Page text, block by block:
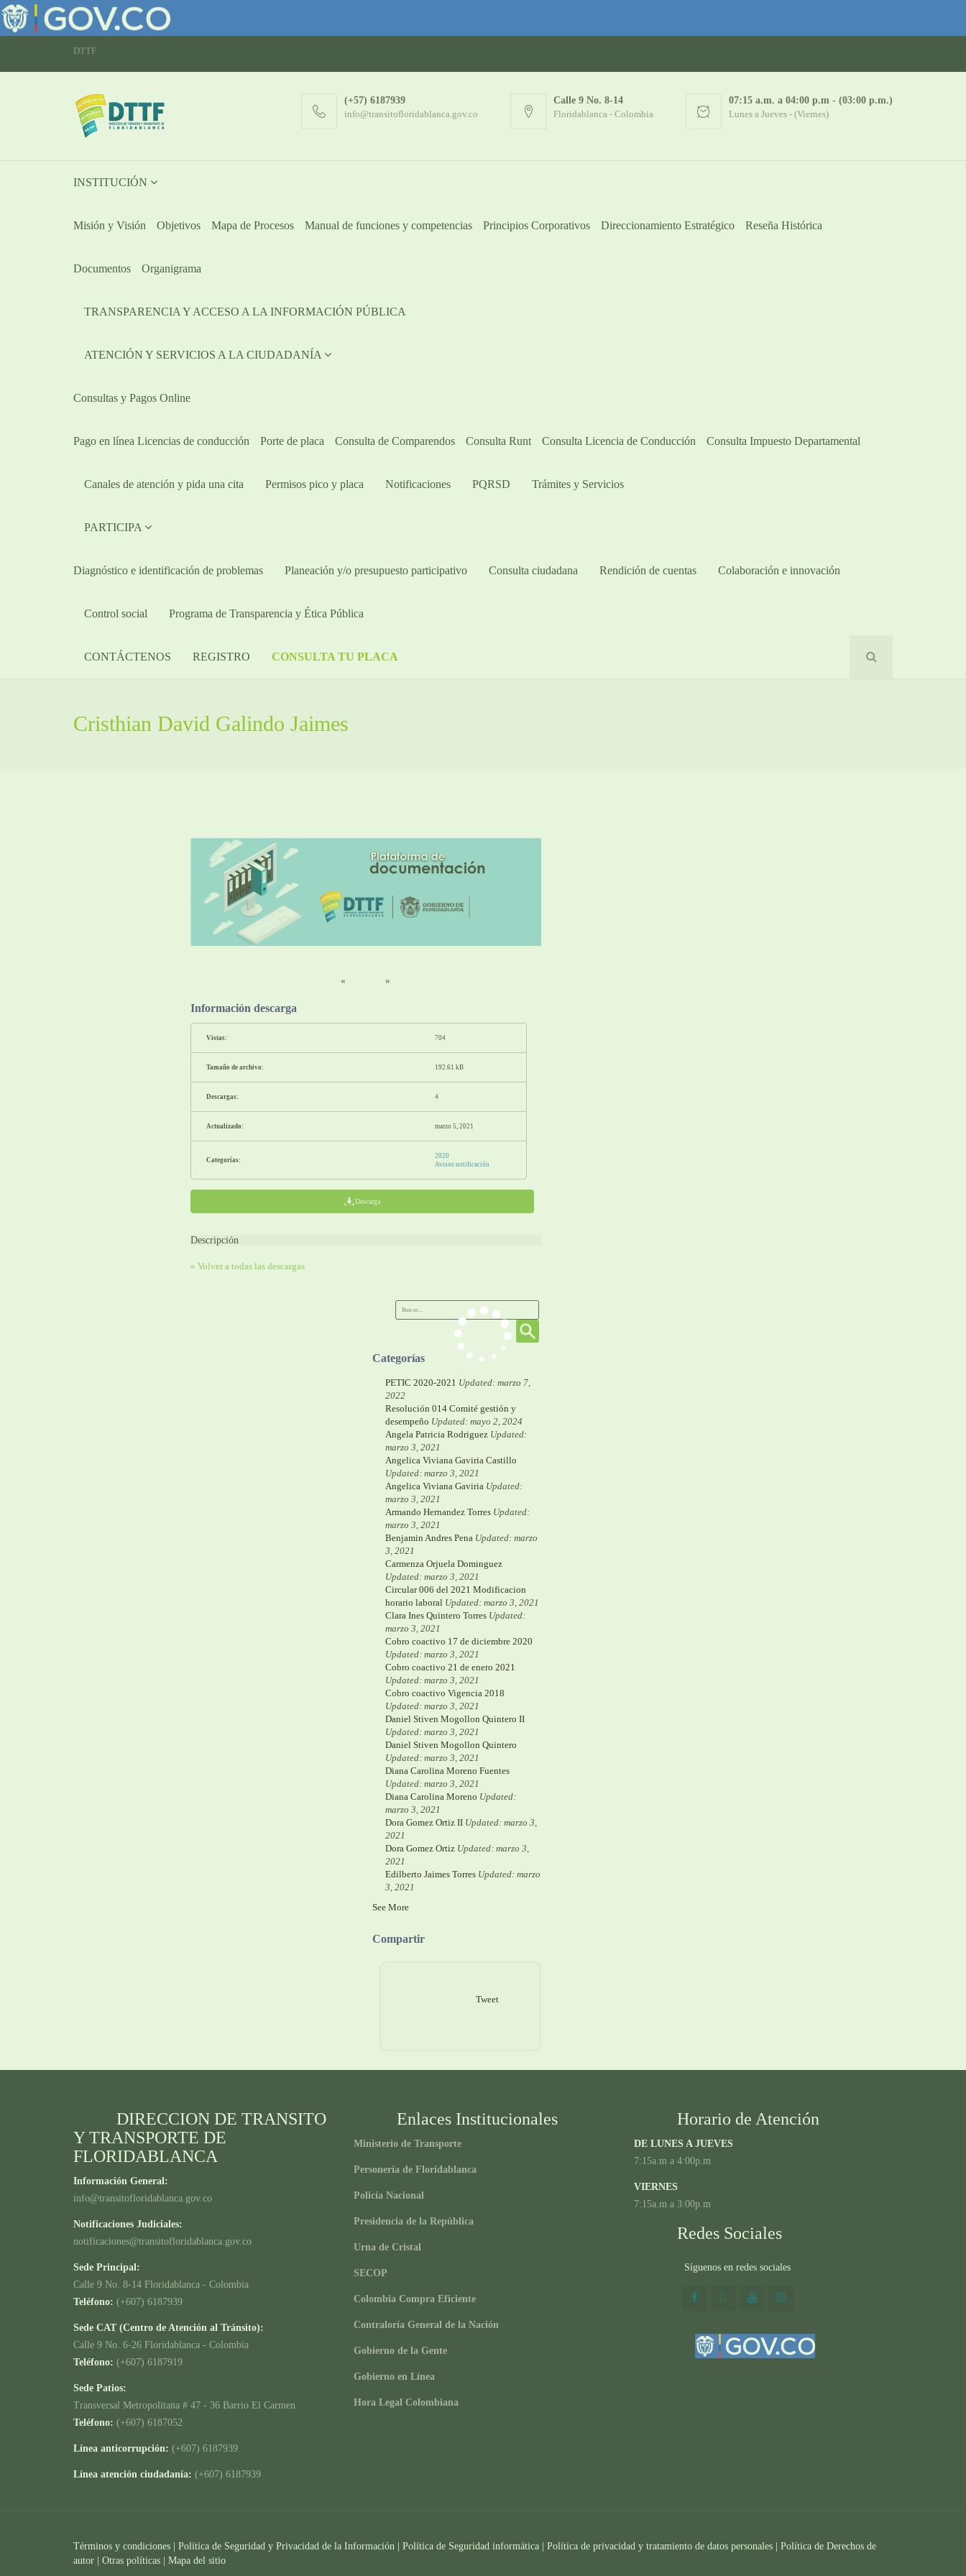
DTTF
(+57) 6187939
info@transitofloridablanca.gov.co
Calle 9 No. 8-14
Floridablanca - Colombia
07:15 a.m. a 04:00 p.m - (03:00 p.m.)
Lunes a Jueves - (Viernes)
INSTITUCIÓN
Misión y Visión Objetivos Mapa de Procesos Manual de funciones y competencias Principios Corporativos Direccionamiento Estratégico Reseña Histórica
Documentos Organigrama
TRANSPARENCIA Y ACCESO A LA INFORMACIÓN PÚBLICA
ATENCIÓN Y SERVICIOS A LA CIUDADANÍA
Consultas y Pagos Online
Pago en línea Licencias de conducción Porte de placa Consulta de Comparendos Consulta Runt Consulta Licencia de Conducción Consulta Impuesto Departamental
Canales de atención y pida una cita Permisos pico y placa Notificaciones PQRSD Trámites y Servicios
PARTICIPA
Diagnóstico e identificación de problemas Planeación y/o presupuesto participativo​ Consulta ciudadana Rendición de cuentas Colaboración e innovación
Control social Programa de Transparencia y Ética Pública
CONTÁCTENOS REGISTRO CONSULTA TU PLACA
Cristhian David Galindo Jaimes
« »
Información descarga
Vistas: 704
Tamaño de archivo: 192.61 kB
Descargas: 4
Actualizado: marzo 5, 2021
Categorías:
2020
Avisos notificación
Descarga
Descripción
« Volver a todas las descargas
Categorías
PETIC 2020-2021 Updated: marzo 7,
2022
Resolución 014 Comité gestión y
desempeño Updated: mayo 2, 2024
Angela Patricia Rodriguez Updated:
marzo 3, 2021
Angelica Viviana Gaviria Castillo
Updated: marzo 3, 2021
Angelica Viviana Gaviria Updated:
marzo 3, 2021
Armando Hernandez Torres Updated:
marzo 3, 2021
Benjamin Andres Pena Updated: marzo
3, 2021
Carmenza Orjuela Dominguez
Updated: marzo 3, 2021
Circular 006 del 2021 Modificacion
horario laboral Updated: marzo 3, 2021
Clara Ines Quintero Torres Updated:
marzo 3, 2021
Cobro coactivo 17 de diciembre 2020
Updated: marzo 3, 2021
Cobro coactivo 21 de enero 2021
Updated: marzo 3, 2021
Cobro coactivo Vigencia 2018
Updated: marzo 3, 2021
Daniel Stiven Mogollon Quintero II
Updated: marzo 3, 2021
Daniel Stiven Mogollon Quintero
Updated: marzo 3, 2021
Diana Carolina Moreno Fuentes
Updated: marzo 3, 2021
Diana Carolina Moreno Updated:
marzo 3, 2021
Dora Gomez Ortiz II Updated: marzo 3,
2021
Dora Gomez Ortiz Updated: marzo 3,
2021
Edilberto Jaimes Torres Updated: marzo
3, 2021
See More
Compartir
Tweet
DIRECCION DE TRANSITO
Y TRANSPORTE DE
FLORIDABLANCA
Información General:
info@transitofloridablanca.gov.co
Notificaciones Judiciales:
notificaciones@transitofloridablanca.gov.co
Sede Principal:
Calle 9 No. 8-14 Floridablanca - Colombia
Teléfono: (+607) 6187939
Sede CAT (Centro de Atención al Tránsito):
Calle 9 No. 6-26 Floridablanca - Colombia
Teléfono: (+607) 6187919
Sede Patios:
Transversal Metropolitana # 47 - 36 Barrio El Carmen
Teléfono: (+607) 6187052
Línea anticorrupción: (+607) 6187939
Línea atención ciudadanía: (+607) 6187939
Enlaces Institucionales
Ministerio de Transporte
Personería de Floridablanca
Policía Nacional
Presidencia de la República
Urna de Cristal
SECOP
Colombia Compra Eficiente
Contraloría General de la Nación
Gobierno de la Gente
Gobierno en Línea
Hora Legal Colombiana
Horario de Atención
DE LUNES A JUEVES
7:15a.m a 4:00p.m
VIERNES
7:15a.m a 3:00p.m
Redes Sociales
Síguenos en redes sociales
Términos y condiciones | Política de Seguridad y Privacidad de la Información | Política de Seguridad informática | Política de privacidad y tratamiento de datos personales | Política de Derechos de
autor | Otras políticas | Mapa del sitio